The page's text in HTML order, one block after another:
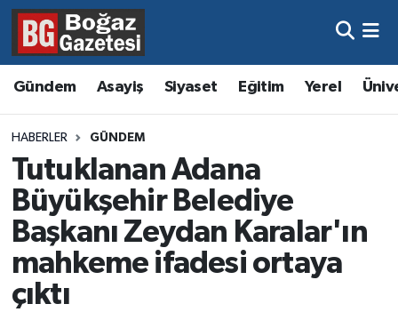
Gündem Asayiş Siyaset Eğitim Yerel
HABERLER GÜNDEM
Tutuklanan Adana
Büyükşehir Belediye
Başkanı Zeydan Karalar'ın
mahkeme ifadesi ortaya
çıktı
Asayiş
Eğitim
Ekonomi
Gündem
Kültür ve Sanat
Magazin
Hava Durumu
Trafik Durumu
Süper Lig Puan Durumu ve Fikstür
Tüm Manşetler
Son Dakika Haberleri
Haber Arşivi